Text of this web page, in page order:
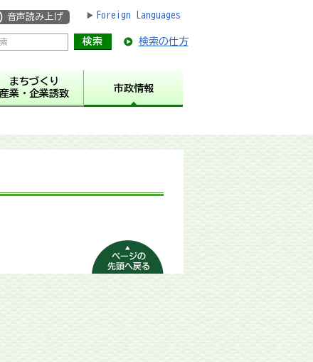
音声読み上げ Foreign Languages
検索の仕方
まちづくり
産業・企業誘致
市政情報
ページの先頭へ
戻る